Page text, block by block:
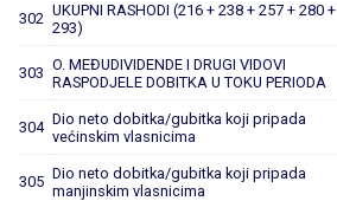
302 UKUPNI RASHODI (216 + 238 + 257 + 280 +
293)
303 O. MEĐUDIVIDENDE I DRUGI VIDOVI
RASPODJELE DOBITKA U TOKU PERIODA
304 Dio neto dobitka/gubitka koji pripada
većinskim vlasnicima
305 Dio neto dobitka/gubitka koji pripada
manjinskim vlasnicima